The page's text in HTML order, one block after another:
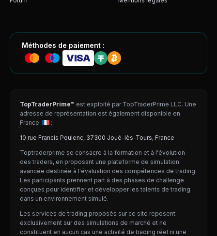
Méthodes de paiement :
VISA
TopTraderPrime™ est exploité par TopTraderPrime LLC. Une
adresse de représentation est également disponible en
France
:
10 rue Francis Poulenc, 37300 Joué-lès-Tours, France
Toptraderprime se consacre à la formation et à l'évolution
des traders, en proposant une plateforme de simulation
avancée destinée à l'évaluation des compétences de trading.
Les participants prennent part à des phases de challenge
conçues pour identifier et développer les talents de trading
dans un environnement simulé.
Les services de trading proposés sur ce site reposent
exclusivement sur des simulations de marché et ne
constituent en aucun cas une activité de trading réel ni une